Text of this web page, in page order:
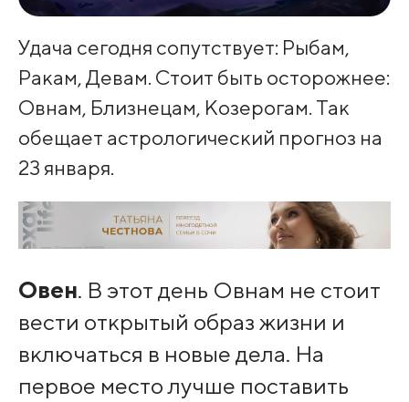
Удача сегодня сопутствует: Рыбам,
Ракам, Девам. Стоит быть осторожнее:
Овнам, Близнецам, Козерогам. Так
обещает астрологический прогноз на
23 января.
Овен. В этот день Овнам не стоит
вести открытый образ жизни и
включаться в новые дела. На
первое место лучше поставить